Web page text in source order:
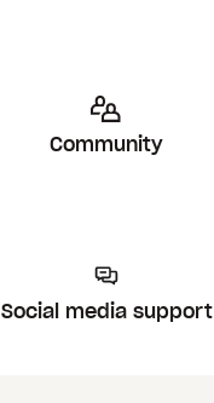
Community
Social media support